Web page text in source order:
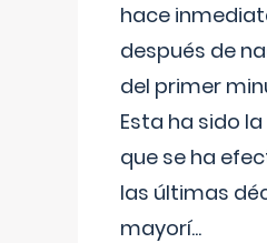
hace
después de
del primer
Esta ha sido
que se ha
las últimas
mayorí...